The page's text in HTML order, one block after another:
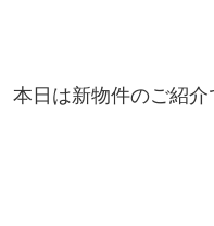
本日は新物件のご紹介